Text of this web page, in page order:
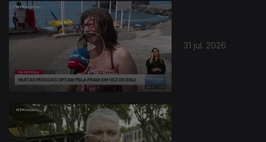
31 jul. 2026